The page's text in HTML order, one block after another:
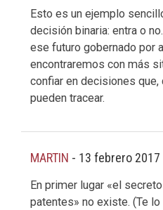
Esto es un ejemplo
decisión binaria: entra o
ese futuro gobernado por
encontraremos con más
confiar en decisiones
pueden tracear.
MARTIN - 13 febrero 2017
En primer lugar «el
patentes» no existe. (Te